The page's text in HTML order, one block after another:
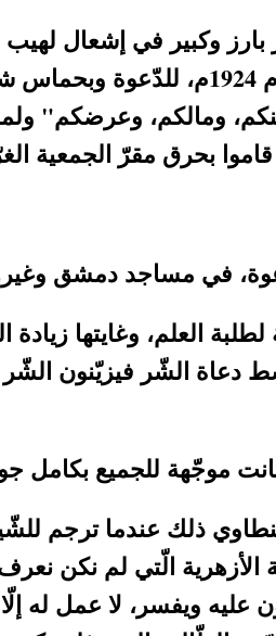
طافوا فيها مدن سورية
ومالكم، وعرضكم"
بحرق مقرّ الجمعية
في مساجد دمشق
العلم، وغايتها
دعاة الشّر فيزيّنون
كانت موجّهة للجميع
ذلك عندما ترجم
الأزهرية الّتي لم نكن
عليه ويفسر، لا عمل له